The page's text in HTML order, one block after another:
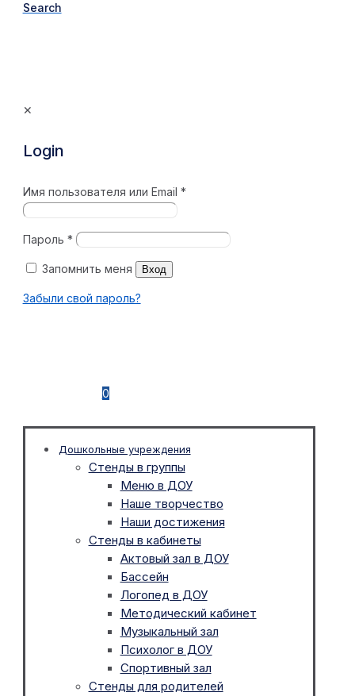
Search
✕
Login
Имя пользователя или Email *
Пароль *
Запомнить меня Вход
Забыли свой пароль?
0
Дошкольные учреждения
Стенды в группы
Меню в ДОУ
Наше творчество
Наши достижения
Стенды в кабинеты
Актовый зал в ДОУ
Бассейн
Логопед в ДОУ
Методический кабинет
Музыкальный зал
Психолог в ДОУ
Спортивный зал
Стенды для родителей